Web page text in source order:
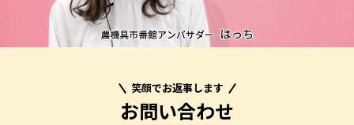
笑顔でお返事します
お問い合わせ